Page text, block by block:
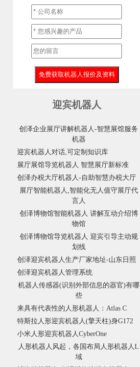
迎宾机器人
创泽企业展厅讲解机器人-智慧展馆服务
机器
迎宾机器人对话,可定制知识库
展厅展馆导览机器人 智慧展厅新标准
创泽办税大厅机器人-自助智慧办税大厅
展厅智能机器人,智能化无人值守展厅代
言人
创泽博物馆智能机器人 讲解互动介绍博
物馆
创泽博物馆导览机器人 迎宾引导主动规
划线
创泽迎宾机器人生产厂家地址-山东日照
创泽迎宾机器人管理系统
机器人传感器(识别外部信息的器官)有哪
些
来具有代表性的人形机器人：Atlas C
特斯拉人形迎宾机器人(擎天柱)身G172
小米人形迎宾机器人CyberOne
人形机器人风起，各国布局人形机器人L
域